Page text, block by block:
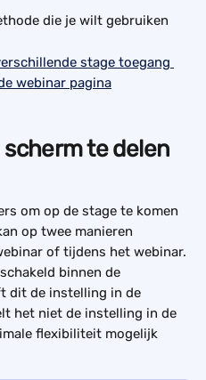
die je wilt gebruiken
te delen
om op de stage te komen
op twee manieren
of tijdens het webinar.
binnen de
dit de instelling in de
het niet de instelling in de
flexibiliteit mogelijk